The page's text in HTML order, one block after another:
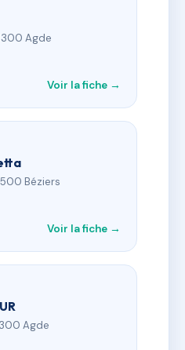
Agde
Voir la fiche →
Béziers
Voir la fiche →
Agde